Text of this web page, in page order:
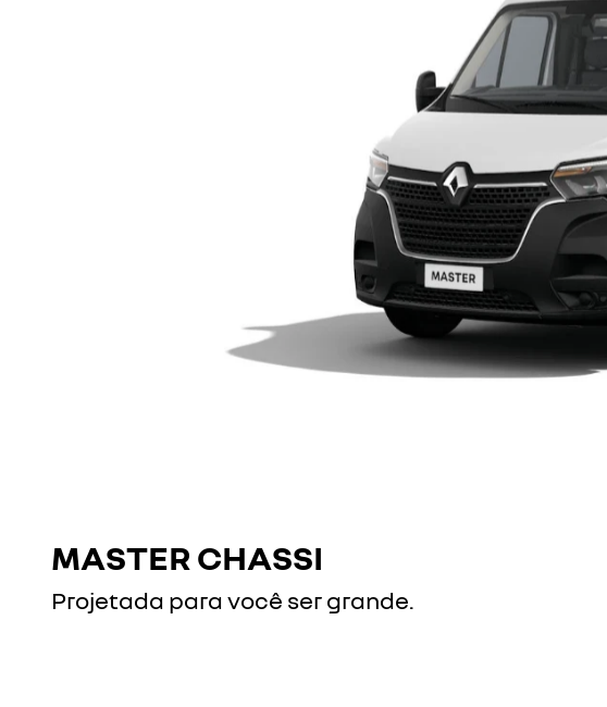
MASTER CHASSI
Projetada para você ser grande.